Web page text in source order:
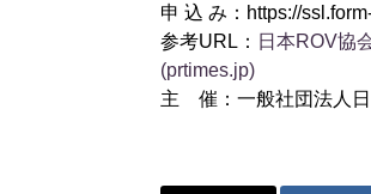
申 込 み：https://
参考URL： 日本ROV協
(prtimes.jp)
主 催：一般社団法人